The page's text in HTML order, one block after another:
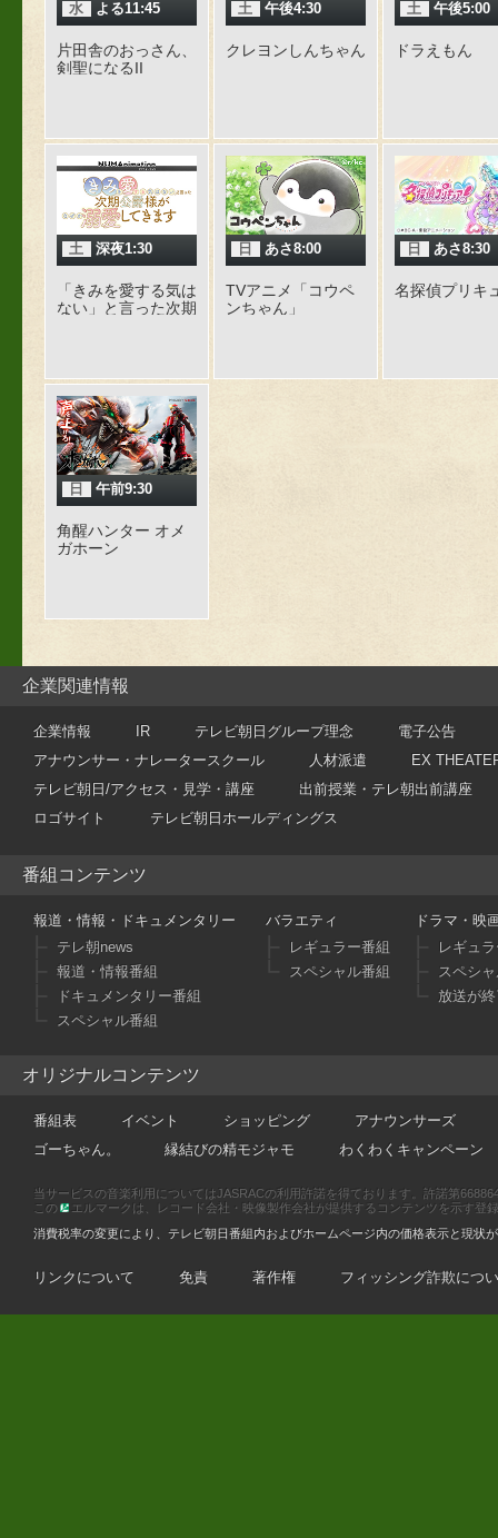
水 よる11:45
片田舎のおっさん、
剣聖になるII
土 午後4:30
クレヨンしんちゃん
土 午後5:00
ドラえもん
土 深夜1:30
「きみを愛する気は
ない」と言った次期
日 あさ8:00
TVアニメ「コウペ
ンちゃん」
日 あさ8:30
名探偵プリキ
日 午前9:30
角醒ハンター オメ
ガホーン
企業関連情報
企業情報 IR テレビ朝日グループ理念
電子公告
アナウンサー・ナレータースクール
人材派遣
EX
テレビ朝日/アクセス・見学・講座
出前授業・テレ朝出前講座
ロゴサイト
テレビ朝日ホールディングス
番組コンテンツ
報道・情報・ドキュメンタリー
テレ朝news
報道・情報番組
ドキュメンタリー番組
スペシャル番組
バラエティ
レギュラー番組
スペシャル番組
ドラマ・映
レギュ
スペシ
放送が
オリジナルコンテンツ
番組表 イベント ショッピング
アナウンサーズ
ゴーちゃん。
縁結びの精モジャモ わくわくキャンペーン
当サービスの音楽利用についてはJASRACの利用許諾を得ております。許諾第
この
エルマークは、レコード会社・映像製作会社が提供するコンテンツを示す登
消費税率の変更により、テレビ朝日番組内およびホームページ内の価格表示と現状
リンクについて 免責 著作権 フィッシング詐欺につ